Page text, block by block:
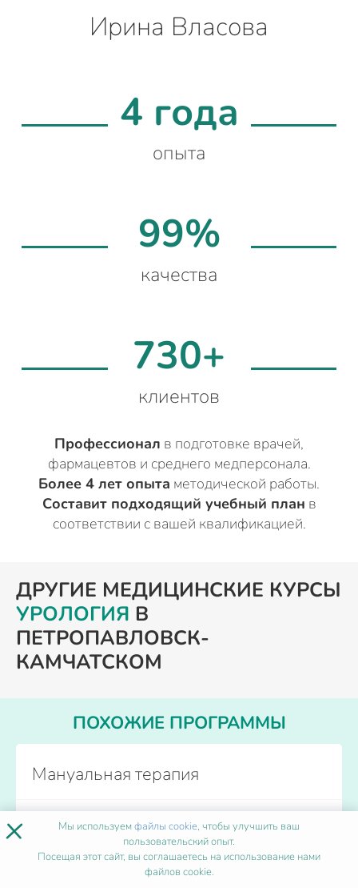
Ирина Власова
4 года
опыта
99%
качества
730+
клиентов
Профессионал в подготовке врачей,
фармацевтов и среднего медперсонала.
Более 4 лет опыта методической работы.
Составит подходящий учебный план в
соответствии с вашей квалификацией.
ДРУГИЕ МЕДИЦИНСКИЕ КУРСЫ
УРОЛОГИЯ В
ПЕТРОПАВЛОВСК-
КАМЧАТСКОМ
ПОХОЖИЕ ПРОГРАММЫ
Мануальная терапия
Форма обучения
Дистанционно
Количество часов
Начало обучения
Каждый день
× Мы используемфайлы cookie, чтобы улучшить ваш
пользовательский опыт.
Посещая этот сайт, вы соглашаетесь на использование нами
файлов cookie.